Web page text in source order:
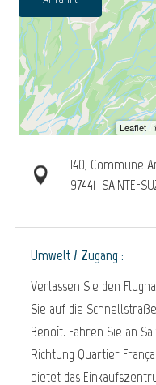
140, Commune
97441 SAINTE-
Umwelt / Zugang :
Verlassen Sie den
Sie auf die
Benoît. Fahren Sie an
Richtung Quartier
bietet das